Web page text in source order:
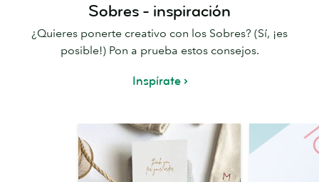
Sobres - inspiración
¿Quieres ponerte creativo con los Sobres? (Sí, ¡es
posible!) Pon a prueba estos consejos.
Inspírate